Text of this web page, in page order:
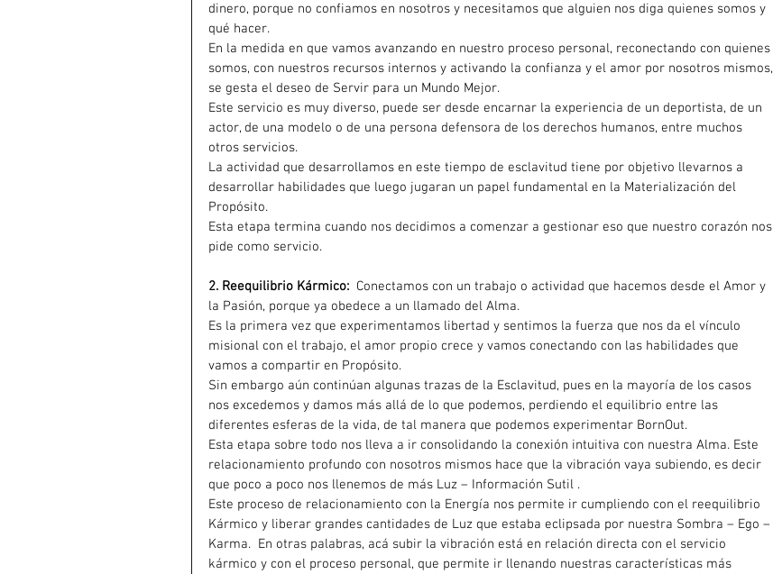
dinero, porque no confiamos en nosotros y necesitamos que alguien nos diga quienes somos y
qué hacer.
En la medida en que vamos avanzando en nuestro proceso personal, reconectando con quienes
somos, con nuestros recursos internos y activando la confianza y el amor por nosotros mismos,
se gesta el deseo de Servir para un Mundo Mejor.
Este servicio es muy diverso, puede ser desde encarnar la experiencia de un deportista, de un
actor, de una modelo o de una persona defensora de los derechos humanos, entre muchos
otros servicios.
La actividad que desarrollamos en este tiempo de esclavitud tiene por objetivo llevarnos a
desarrollar habilidades que luego jugaran un papel fundamental en la Materialización del
Propósito.
Esta etapa termina cuando nos decidimos a comenzar a gestionar eso que nuestro corazón nos
pide como servicio.
2. Reequilibrio Kármico: Conectamos con un trabajo o actividad que hacemos desde el Amor y
la Pasión, porque ya obedece a un llamado del Alma.
Es la primera vez que experimentamos libertad y sentimos la fuerza que nos da el vínculo
misional con el trabajo, el amor propio crece y vamos conectando con las habilidades que
vamos a compartir en Propósito.
Sin embargo aún continúan algunas trazas de la Esclavitud, pues en la mayoría de los casos
nos excedemos y damos más allá de lo que podemos, perdiendo el equilibrio entre las
diferentes esferas de la vida, de tal manera que podemos experimentar BornOut.
Esta etapa sobre todo nos lleva a ir consolidando la conexión intuitiva con nuestra Alma. Este
relacionamiento profundo con nosotros mismos hace que la vibración vaya subiendo, es decir
que poco a poco nos llenemos de más Luz – Información Sutil .
Este proceso de relacionamiento con la Energía nos permite ir cumpliendo con el reequilibrio
Kármico y liberar grandes cantidades de Luz que estaba eclipsada por nuestra Sombra – Ego –
Karma.  En otras palabras, acá subir la vibración está en relación directa con el servicio
kármico y con el proceso personal, que permite ir llenando nuestras características más